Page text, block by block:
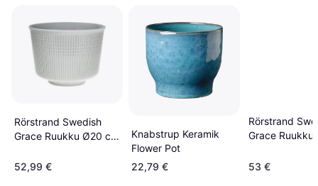
Rörstrand Swedish
Grace Ruukku Ø20 cm
52,99 €
Knabstrup Keramik
Flower Pot
22,79 €
Rörstrand
Grace
53 €